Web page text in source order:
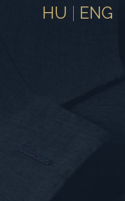
HU ENG